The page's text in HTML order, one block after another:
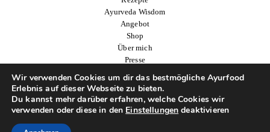
Ayurveda Wisdom
Angebot
Shop
Über mich
Presse
Copyright © 2024 Ayurfood. All rights reserved.Web by NMA
Wir verwenden Cookies um dir das bestmögliche Ayurfood
Erlebnis auf dieser Webseite zu bieten.
Du kannst mehr darüber erfahren, welche Cookies wir
verwenden oder diese in den Einstellungen deaktivieren